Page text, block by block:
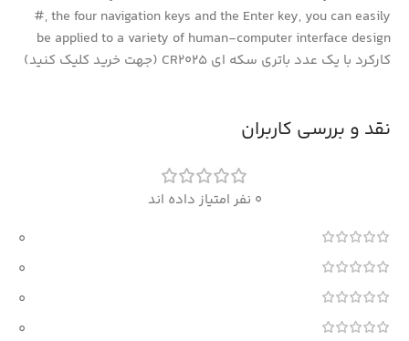
#, the four navigation keys and the Enter key, you can easily
be applied to a variety of human-computer interface design
کارکرد با یک عدد باتری سکه ای CR2025 (جهت خرید کلیک کنید)
نقد و بررسی کاربران
0 نفر امتیاز داده اند
0
0
0
0